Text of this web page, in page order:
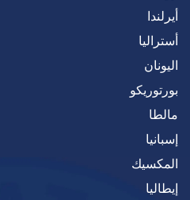
أيرلندا
أستراليا
اليونان
بورتوريكو
مالطا
إسبانيا
المكسيك
إيطاليا